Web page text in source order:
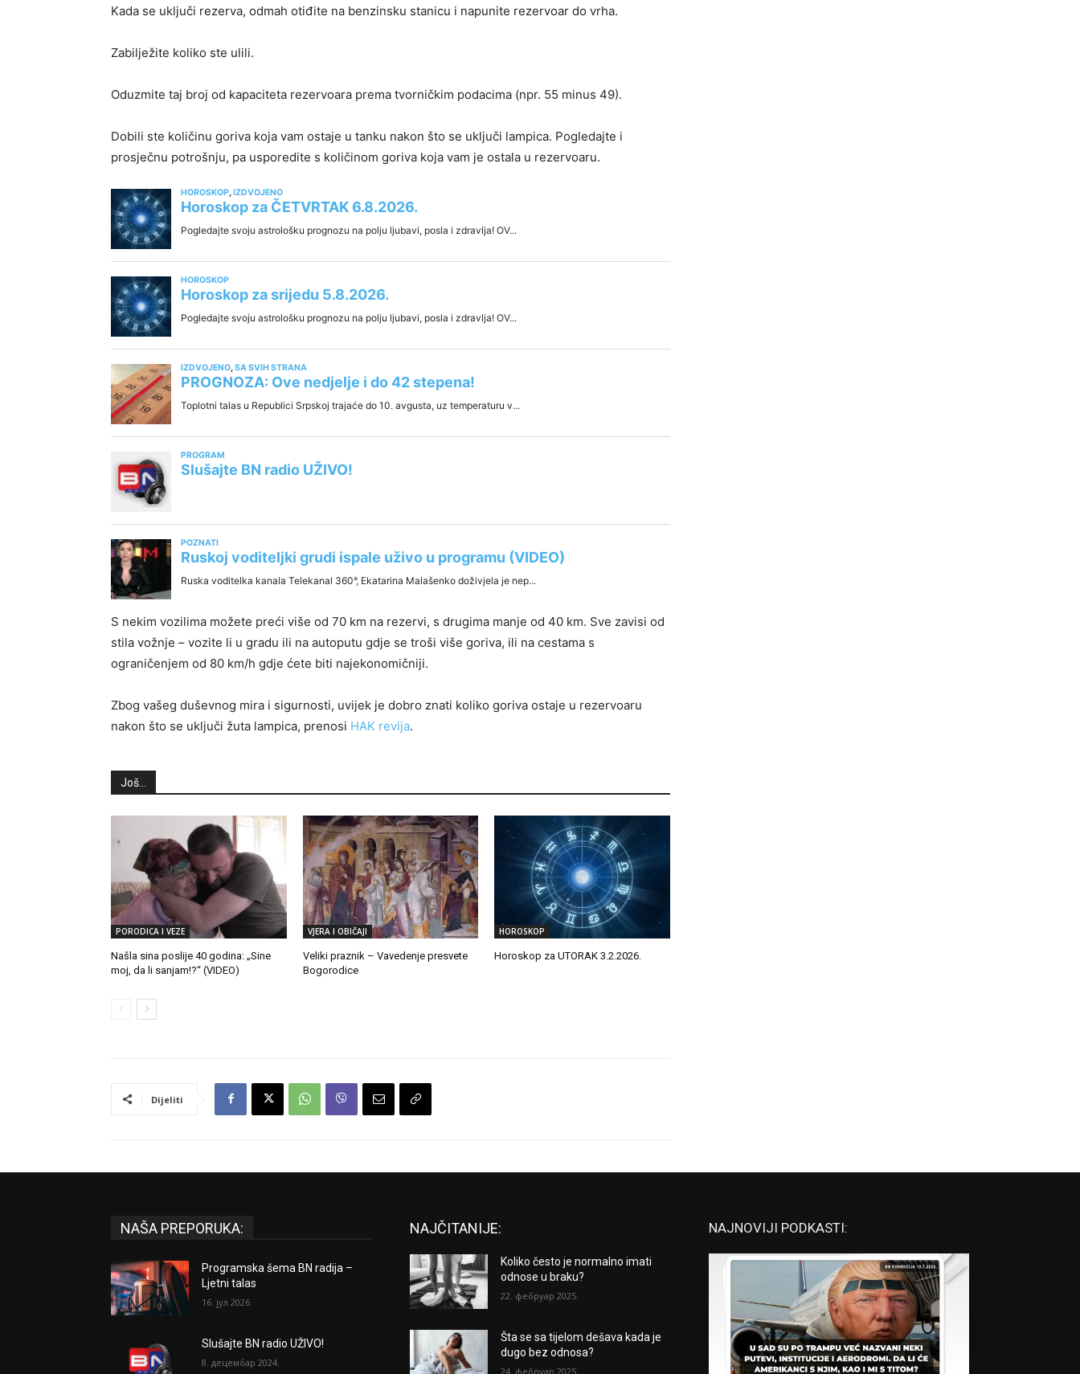
Kada se uključi rezerva, odmah otiđite na benzinsku stanicu i napunite rezervoar do vrha.
Zabilježite koliko ste ulili.
Oduzmite taj broj od kapaciteta rezervoara prema tvorničkim podacima (npr. 55 minus 49).
Dobili ste količinu goriva koja vam ostaje u tanku nakon što se uključi lampica. Pogledajte i
prosječnu potrošnju, pa usporedite s količinom goriva koja vam je ostala u rezervoaru.
S nekim vozilima možete preći više od 70 km na rezervi, s drugima manje od 40 km. Sve zavisi od
stila vožnje – vozite li u gradu ili na autoputu gdje se troši više goriva, ili na cestama s
ograničenjem od 80 km/h gdje ćete biti najekonomičniji.
Zbog vašeg duševnog mira i sigurnosti, uvijek je dobro znati koliko goriva ostaje u rezervoaru
nakon što se uključi žuta lampica, prenosi HAK revija.
Još...
PORODICA I VEZE
Našla sina poslije 40 godina: „Sine
moj, da li sanjam!?“ (VIDEO)
VJERA I OBIČAJI
Veliki praznik – Vavedenje presvete
Bogorodice
HOROSKOP
Horoskop za UTORAK 3.2.2026.
Dijeliti
NAŠA PREPORUKA:
Programska šema BN radija –
Ljetni talas
16. јул 2026.
Slušajte BN radio UŽIVO!
8. децембар 2024.
NAJČITANIJE:
Koliko često je normalno imati
odnose u braku?
22. фебруар 2025.
Šta se sa tijelom dešava kada je
dugo bez odnosa?
24. фебруар 2025.
NAJNOVIJI PODKASTI: